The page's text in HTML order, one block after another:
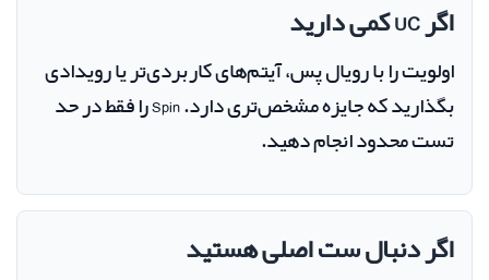
اگر UC کمی دارید
اولویت را با رویال پس، آیتم‌های کاربردی‌تر یا رویدادی
بگذارید که جایزه مشخص‌تری دارد. Spin را فقط در حد
تست محدود انجام دهید.
اگر دنبال ست اصلی هستید